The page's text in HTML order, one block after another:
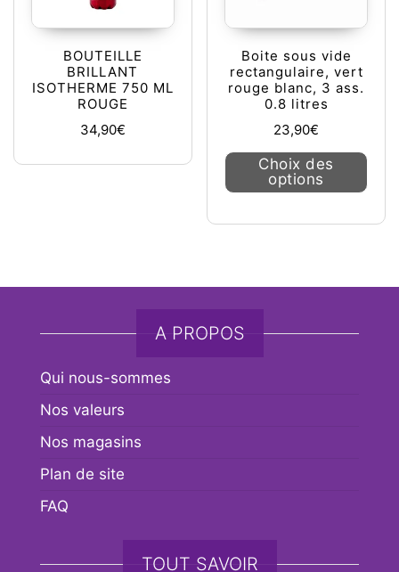
BOUTEILLE
BRILLANT
ISOTHERME 750 ML
ROUGE
34,90€
Boite sous vide
rectangulaire, vert
rouge blanc, 3 ass.
0.8 litres
23,90€
Choix des
options
A PROPOS
Qui nous-sommes
Nos valeurs
Nos magasins
Plan de site
FAQ
TOUT SAVOIR